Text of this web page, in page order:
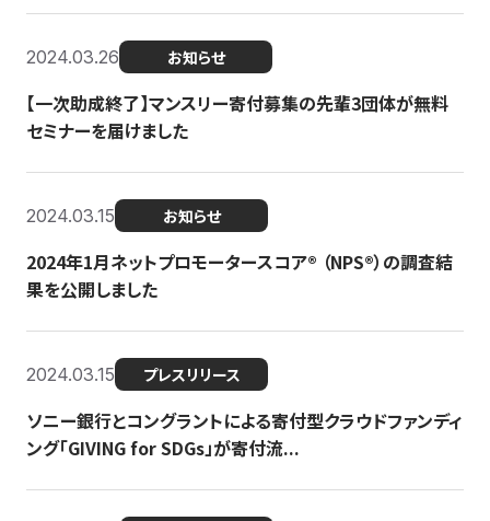
2024.03.26 お知らせ
【一次助成終了】マンスリー寄付募集の先輩3団体が無料
セミナーを届けました
2024.03.15 お知らせ
2024年1月ネットプロモータースコア®︎ （NPS®︎）の調査結
果を公開しました
2024.03.15 プレスリリース
ソニー銀行とコングラントによる寄付型クラウドファンディ
ング「GIVING for SDGs」が寄付流...